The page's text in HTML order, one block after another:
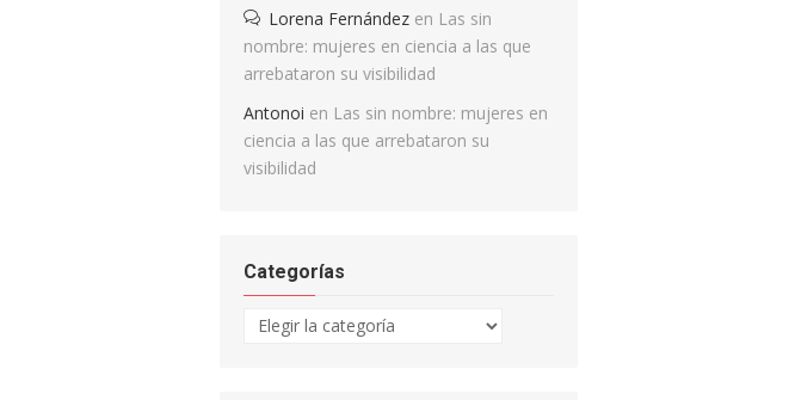
Lorena Fernández en Las sin
nombre: mujeres en ciencia a las que
arrebataron su visibilidad
Antonoi en Las sin nombre: mujeres en
ciencia a las que arrebataron su
visibilidad
Categorías
Categorías